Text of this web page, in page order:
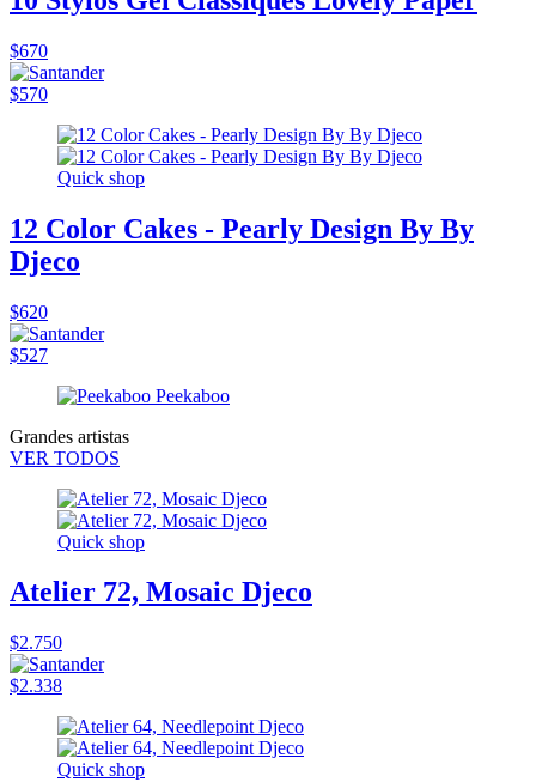
$670
$570
Quick shop
12 Color Cakes - Pearly Design By By
Djeco
$620
$527
Grandes artistas
VER TODOS
Quick shop
Atelier 72, Mosaic Djeco
$2.750
$2.338
Quick shop